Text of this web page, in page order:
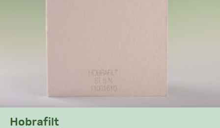
Hobrafilt